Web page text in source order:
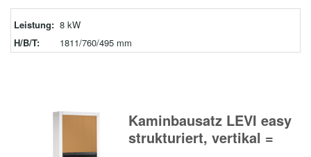
Leistung: 8 kW
H/B/T:
1811/760/495 mm
Kaminbausatz LEVI easy
strukturiert, vertikal =